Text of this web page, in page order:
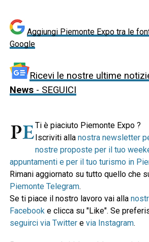
Aggiungi Piemonte Expo tra le
Google
Ricevi le nostre ultime
News- SEGUICI
Ti è piaciuto Piemonte Expo ?
Iscriviti alla nostra newsletter
nostre proposte per il tuo
appuntamenti e per il tuo turismo in
Rimani aggiornato su tutto quello che
Piemonte Telegram.
Se ti piace il nostro lavoro vai alla
Facebook e clicca su "Like". Se
seguirci via Twittere via Instagram.